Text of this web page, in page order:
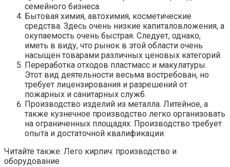
семейного бизнеса.
Бытовая химия, автохимия, косметические
средства. Здесь очень низкие капиталовложения, а
окупаемость очень быстрая. Следует, однако,
иметь в виду, что рынок в этой области очень
насыщен товарами различных ценовых категорий.
Переработка отходов пластмасс и макулатуры.
Этот вид деятельности весьма востребован, но
требует лицензирования и разрешений от
пожарных и санитарных служб.
Производство изделий из металла. Литейное, а
также кузнечное производство легко организовать
на ограниченных площадях. Производство требует
опыта и достаточной квалификации.
Читайте также: Лего кирпич: производство и
оборудование